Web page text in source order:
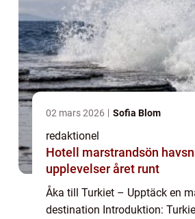
02 mars 2026 Sofia Blom
redaktionel
Hotell marstrandsön havsnära
upplevelser året runt
Åka till Turkiet – Upptäck en
destination Introduktion: